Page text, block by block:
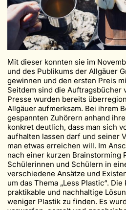
Mit dieser konnten sie im
und des Publikums der Allgäuer
gewinnen und den ersten Preis
Seitdem sind die Auftragsbücher
Presse wurden bereits
Allgäuer aufmerksam. Bei ihrem
gespannten Zuhörern anhand
konkret deutlich, dass man sich
aufhalten lassen darf und seiner
man etwas erreichen will. Im
nach einer kurzen Brainstorming
Schülerinnen und Schülern in
verschiedene Ansätze und
um das Thema „Less Plastic“.
praktikable und nachhaltige
weniger Plastik zu finden. Es